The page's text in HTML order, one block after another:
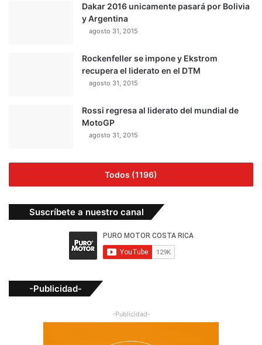
Dakar 2016 unicamente pasará por Bolivia
y Argentina
agosto 31, 2015
Rockenfeller se impone y Ekstrom
recupera el liderato en el DTM
agosto 31, 2015
Rossi regresa al liderato del mundial de
MotoGP
agosto 31, 2015
Todos (1196)
Suscríbete a nuestro canal
-Publicidad-
-Publicidad-